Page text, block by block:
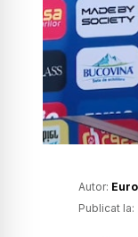
Autor:
Publicat la: